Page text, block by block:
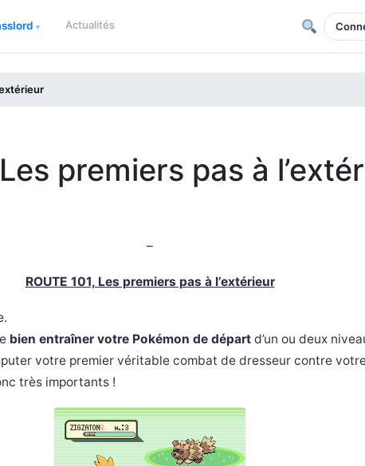
▾ Actualités
premiers pas à
–
ROUTE 101, Les premiers pas à l’extérieur
bien entraîner votre Pokémon de départ d’un ou deux
votre premier véritable combat de dresseur contre
très importants !